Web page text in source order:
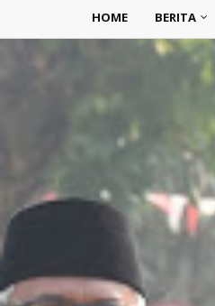
HOME BERITA